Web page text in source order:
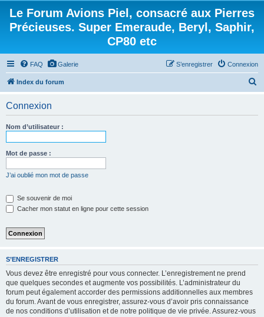
Le Forum Avions Piel, consacré aux Pierres
Précieuses. Super Emeraude, Beryl, Saphir,
CP80 etc
FAQ Galerie Connexion
S’enregistrer
Index du forum
Connexion
Nom d’utilisateur :
Mot de passe :
J’ai oublié mon mot de passe
Se souvenir de moi
Cacher mon statut en ligne pour cette session
S’ENREGISTRER
Vous devez être enregistré pour vous connecter. L’enregistrement ne prend
que quelques secondes et augmente vos possibilités. L’administrateur du
forum peut également accorder des permissions additionnelles aux membres
du forum. Avant de vous enregistrer, assurez-vous d’avoir pris connaissance
de nos conditions d’utilisation et de notre politique de vie privée. Assurez-vous